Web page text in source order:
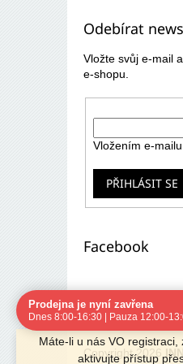
Máte-li u nás VO
aktivujte přístup
Odebírat
Vložte svůj e-mail
e-shopu.
Vložením e-
PŘIHLÁSIT SE
Facebook
Copyright 2026
Prodejna je nyní zavřena
Dnes 8:00-16:30 | Pauza 12:00-
Navštivte nás
Čas
8:00 - 16:30
12:00 -